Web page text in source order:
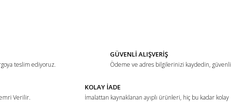
teslim ediyoruz.
GÜVENLİ ALIŞVERİŞ
Ödeme ve adres bilgilerinizi kaydedin, güvenli
Verilir.
KOLAY İADE
İmalattan kaynaklanan ayıplı ürünleri, hiç bu kadar kolay